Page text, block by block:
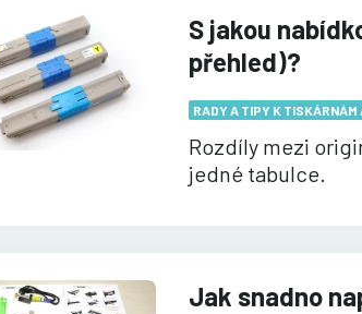
S jakou
přehled)?
RADY A TIPY K TISKÁRNÁM
Rozdíly mezi
jedné tabulce.
Jak snadno